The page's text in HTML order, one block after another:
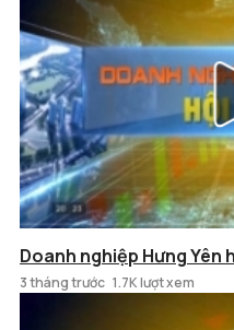
Doanh nghiệp Hưng Yên
3 tháng trước 1.7K lượt xem